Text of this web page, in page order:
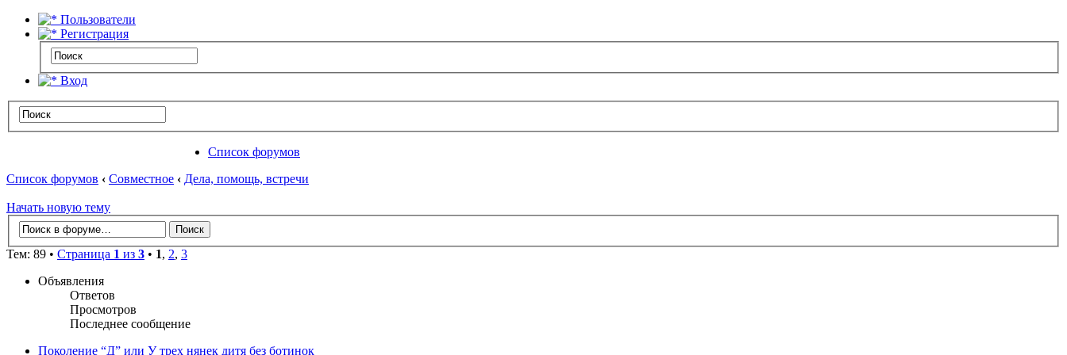
Пользователи
Регистрация
Вход
Список форумов
Список форумов ‹ Совместное ‹ Дела, помощь, встречи
Начать новую тему
Тем: 89 • Страница 1 из 3 • 1, 2, 3
Объявления
Ответов
Просмотров
Последнее сообщение
Поколение “Д” или У трех нянек дитя без ботинок